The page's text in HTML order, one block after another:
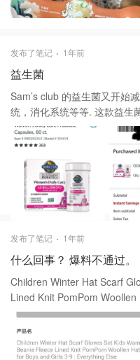
发布了笔记 1年前
益生菌
Sam’s club 的益生菌又开始
统，消化系统等等. 这款益生菌每瓶有60粒， 现在只需要$28.98. 需
要的姐妹们赶快行动起来。
发布了笔记 1年前
什么回事？ 爆料不通过。
Children Winter Hat Scarf
Lined Knit PomPom